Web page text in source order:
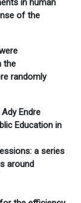
in human
of the
the
randomly
Endre
Education in
a series
around